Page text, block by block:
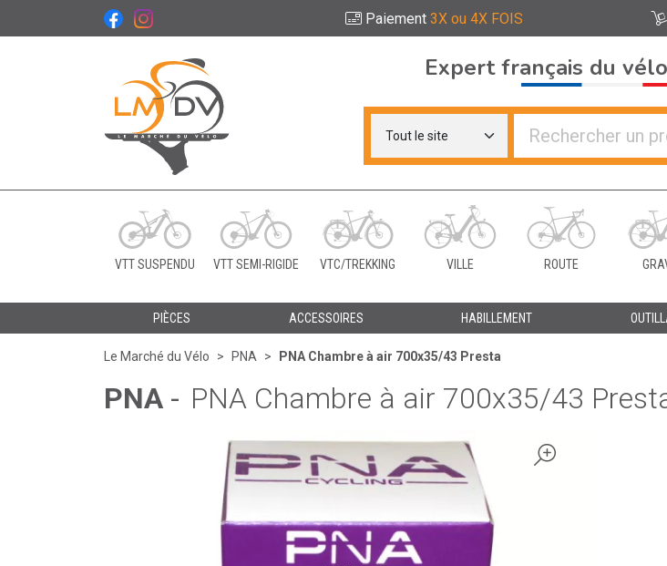
Paiement 3X ou 4X FOIS
Le Marché du Vélo Votre distributeurs de vélo
Expert français du
VTT SUSPENDU VTT SEMI-RIGIDE VTC/TREKKING VILLE ROUTE
PIÈCES ACCESSOIRES HABILLEMENT
Le Marché du Vélo PNA PNA Chambre à air 700x35/43 Presta
PNA - PNA Chambre à air 700x35/43